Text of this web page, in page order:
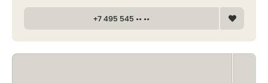
+7 495 545 •• ••